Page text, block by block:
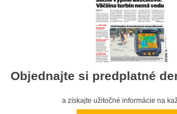
Objednajte si predplatné
a získajte užitočné informácie na